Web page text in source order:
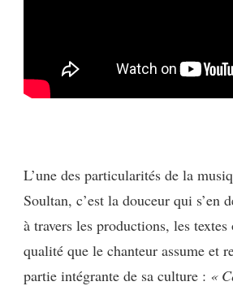
L’une des particularités de la
Soultan, c’est la douceur qui s’en
à travers les productions, les
qualité que le chanteur assume et
partie intégrante de sa culture : «